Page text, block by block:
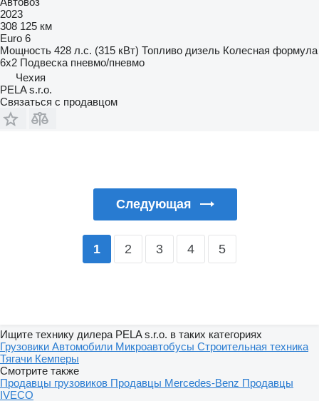
2023
308 125 км
Euro 6
Мощность 428 л.с. (315 кВт) Топливо дизель Колесная формула
6x2 Подвеска пневмо/пневмо
Чехия
PELA s.r.o.
Связаться с продавцом
Следующая
1 2 3 4 5
Ищите технику дилера PELA s.r.o. в таких категориях
Грузовики Автомобили Микроавтобусы Строительная техника
Тягачи Кемперы
Смотрите также
Продавцы грузовиков Продавцы Mercedes-Benz Продавцы
IVECO